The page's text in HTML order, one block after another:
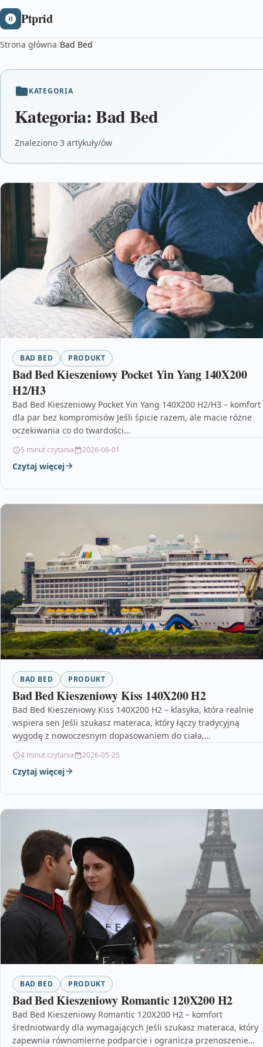
Ptprid
Strona główna/Bad Bed
KATEGORIA
Kategoria:Bad Bed
Znaleziono 3 artykuły/ów
BAD BED PRODUKT
Bad Bed Kieszeniowy Pocket Yin Yang 140X200
H2/H3
Bad Bed Kieszeniowy Pocket Yin Yang 140X200 H2/H3 – komfort
dla par bez kompromisów Jeśli śpicie razem, ale macie różne
oczekiwania co do twardości…
5 minut czytania 2026-06-01
Czytaj więcej
BAD BED PRODUKT
Bad Bed Kieszeniowy Kiss 140X200 H2
Bad Bed Kieszeniowy Kiss 140X200 H2 – klasyka, która realnie
wspiera sen Jeśli szukasz materaca, który łączy tradycyjną
wygodę z nowoczesnym dopasowaniem do ciała,…
4 minut czytania 2026-05-25
Czytaj więcej
BAD BED PRODUKT
Bad Bed Kieszeniowy Romantic 120X200 H2
Bad Bed Kieszeniowy Romantic 120X200 H2 – komfort
średniotwardy dla wymagających Jeśli szukasz materaca, który
zapewnia równomierne podparcie i ogranicza przenoszenie